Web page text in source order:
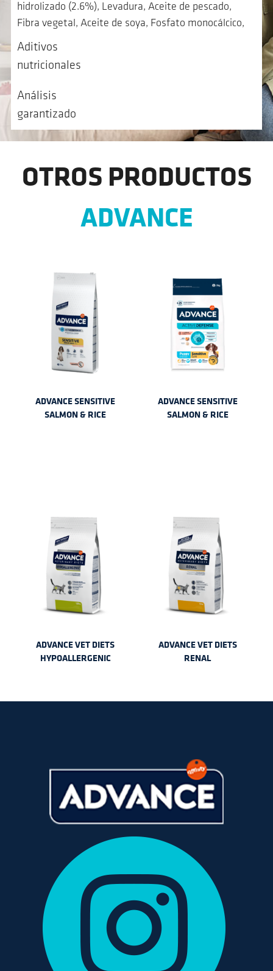
hidrolizado (2.6%), Levadura, Aceite de pescado,
Fibra vegetal, Aceite de soya, Fosfato monocálcico,
Carbonato de calcio, Cloruro potásico, Sal, Extracto de
de proteínas: Maíz, Trucha, Patata y Levadura
Aditivos
nutricionales
Análisis
garantizado
OTROS PRODUCTOS
ADVANCE
ADVANCE SENSITIVE
SALMON & RICE
ADVANCE SENSITIVE
SALMON & RICE
ADVANCE VET DIETS
HYPOALLERGENIC
ADVANCE VET DIETS
RENAL